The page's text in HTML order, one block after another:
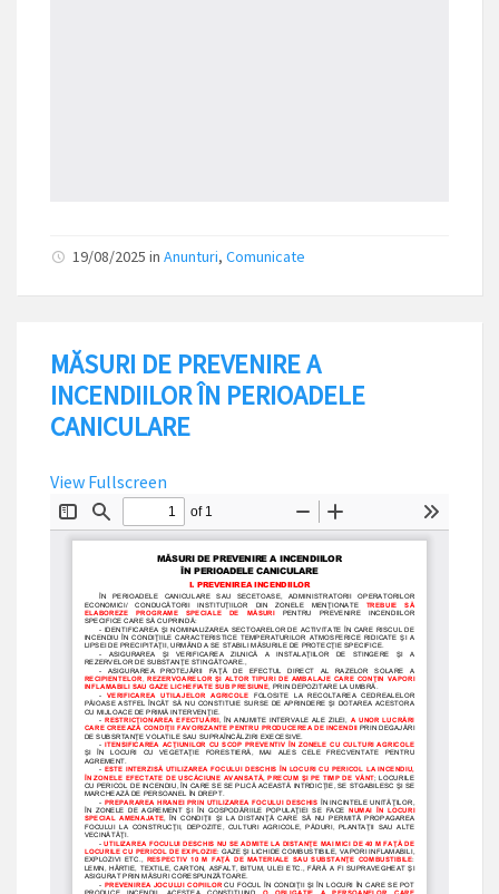
19/08/2025 in Anunturi, Comunicate
MĂSURI DE PREVENIRE A
INCENDIILOR ÎN PERIOADELE
CANICULARE
View Fullscreen